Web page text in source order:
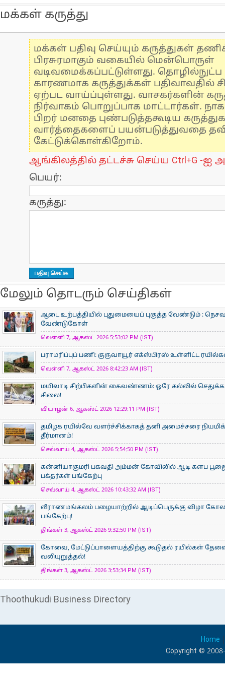
மக்கள் கருத்து
மக்கள் பதிவு செய்யும் கருத்துகள்
பிரசுரமாகும் வகையில் மென்பொருள்
வடிவமைக்கப்பட்டுள்ளது.
காரணமாக கருத்துக்கள் பதிவாவதில்
ஏற்பட வாய்ப்புள்ளது. வாசகர்களின்
நிர்வாகம் பொறுப்பாக மாட்டார்கள்.
பிறர் மனதை புண்படுத்தகூடிய
வார்த்தைகளைப் பயன்படுத்துவதை
கேட்டுக்கொள்கிறோம்.
ஆங்கிலத்தில் தட்டச்சு செய்ய Ctrl+G -ஐ
பெயர்:
கருத்து:
மேலும் தொடரும் செய்திகள்
ஆடை உற்பத்தியில் புதுமையைப் புகுத்த வேண்டும் :
வேண்டுகோள்
வெள்ளி 7, ஆகஸ்ட் 2026 5:53:02 PM (IST)
பராமரிப்புப் பணி: குருவாயூர் எக்ஸ்பிரஸ் உள்ளிட்ட
வெள்ளி 7, ஆகஸ்ட் 2026 8:42:23 AM (IST)
மயிலாடி சிற்பிகளின் கைவண்ணம்: ஒரே கல்லில்
சிலை!
வியாழன் 6, ஆகஸ்ட் 2026 12:29:11 PM (IST)
தமிழக ரயில்வே வளர்ச்சிக்காகத் தனி அமைச்சரை
தீர்மானம்!
செவ்வாய் 4, ஆகஸ்ட் 2026 5:54:50 PM (IST)
கன்னியாகுமரி பகவதி அம்மன் கோவிலில் ஆடி களப
பக்தர்கள் பங்கேற்பு
செவ்வாய் 4, ஆகஸ்ட் 2026 10:43:32 AM (IST)
வீராணமங்கலம் பழையாற்றில் ஆடிப்பெருக்கு விழா
பங்கேற்பு!
திங்கள் 3, ஆகஸ்ட் 2026 9:32:50 PM (IST)
கோவை, மேட்டுப்பாளையத்திற்கு கூடுதல் ரயில்கள்
வலியுறுத்தல்!
திங்கள் 3, ஆகஸ்ட் 2026 3:53:34 PM (IST)
Thoothukudi Business Directory
Home
Copyright ©